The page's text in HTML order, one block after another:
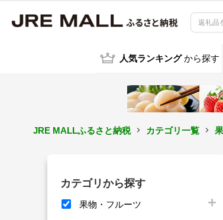
人気ランキング から探す
JRE MALLふるさと納税 カテゴリ一覧
カテゴリから探す
果物・フルーツ